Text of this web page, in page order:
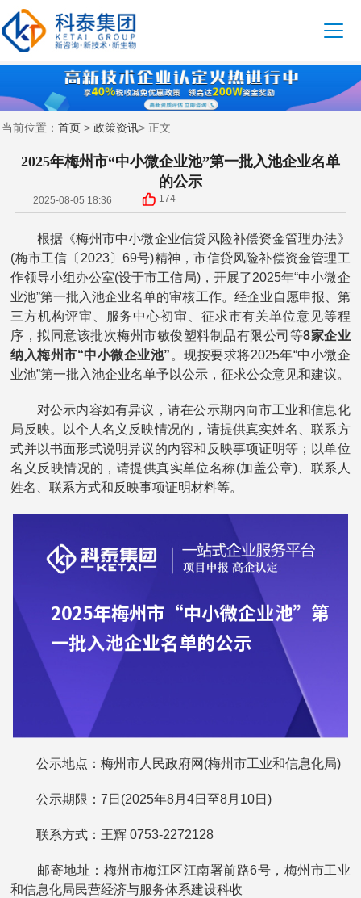
当前位置： 首页 > 政策资讯> 正文
2025年梅州市“中小微企业池”第一批入池企业名单
的公示
2025-08-05 18:36 174
根据《梅州市中小微企业信贷风险补偿资金管理办法》
(梅市工信〔2023〕69号)精神，市信贷风险补偿资金管理工
作领导小组办公室(设于市工信局)，开展了2025年“中小微企
业池”第一批入池企业名单的审核工作。经企业自愿申报、第
三方机构评审、服务中心初审、征求市有关单位意见等程
序，拟同意该批次梅州市敏俊塑料制品有限公司等8家企业
纳入梅州市“中小微企业池” 。现按要求将2025年“中小微企
业池”第一批入池企业名单予以公示，征求公众意见和建议。
对公示内容如有异议，请在公示期内向市工业和信息化
局反映。以个人名义反映情况的，请提供真实姓名、联系方
式并以书面形式说明异议的内容和反映事项证明等；以单位
名义反映情况的，请提供真实单位名称(加盖公章)、联系人
姓名、联系方式和反映事项证明材料等。
公示地点：梅州市人民政府网(梅州市工业和信息化局)
公示期限：7日(2025年8月4日至8月10日)
联系方式：王辉 0753-2272128
邮寄地址：梅州市梅江区江南署前路6号，梅州市工业
和信息化局民营经济与服务体系建设科收